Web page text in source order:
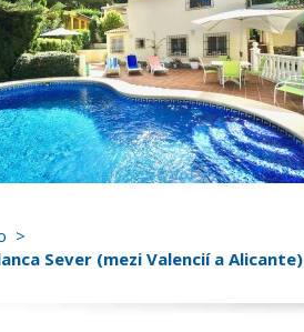
Sever (mezi Valencií a Alicante)